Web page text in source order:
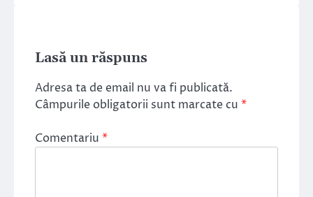
Lasă un răspuns
Adresa ta de email nu va fi publicată.
Câmpurile obligatorii sunt marcate cu *
Comentariu *